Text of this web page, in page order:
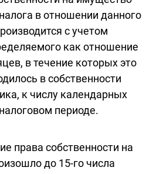
в отношении данного
с учетом
как отношение
в течение которых это
в собственности
к числу календарных
периоде.
права собственности на
до 15-го числа